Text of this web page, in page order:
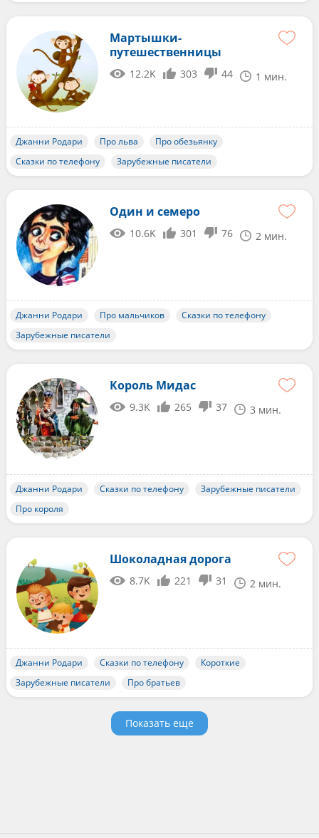
Мартышки-
путешественницы
12.2K 303 44 1 мин.
Джанни Родари Про льва
Про обезьянку
Сказки по телефону
Зарубежные писатели
Один и семеро
10.6K 301 76 2 мин.
Джанни Родари Про мальчиков
Сказки по телефону
Зарубежные писатели
Король Мидас
9.3K 265 37 3 мин.
Джанни Родари Сказки по телефону
Зарубежные писатели
Про короля
Шоколадная дорога
8.7K 221 31 2 мин.
Джанни Родари Сказки по телефону
Короткие
Зарубежные писатели
Про братьев
Показать еще